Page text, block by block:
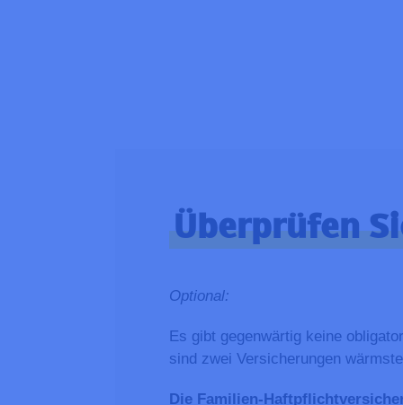
Überprüfen
Optional:
Es gibt gegenwärtig keine
sind zwei Versicherungen
Die Familien-